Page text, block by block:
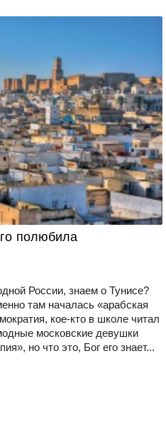
полюбила
России, знаем о Тунисе?
там началась «арабская
кое-кто в школе читал
московские девушки
но что это, Бог его знает...